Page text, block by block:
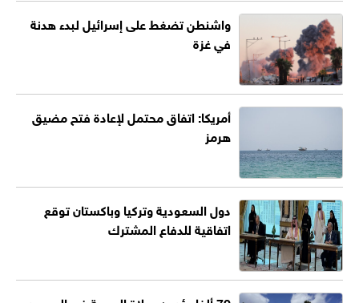
واشنطن تضغط على إسرائيل لبدء هدنة
في غزة
أمريكا: اتفاق محتمل لإعادة فتح مضيق
هرمز
دول السعودية وتركيا وباكستان توقع
اتفاقية للدفاع المشترك